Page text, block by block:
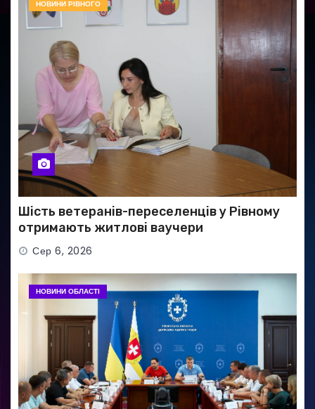
НОВИНИ РІВНОГО
Шість ветеранів-переселенців у Рівному
отримають житлові ваучери
Сер 6, 2026
НОВИНИ ОБЛАСТІ